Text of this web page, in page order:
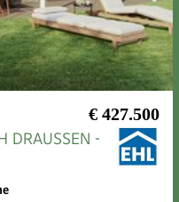
€ 427.500
DRAUSSEN -